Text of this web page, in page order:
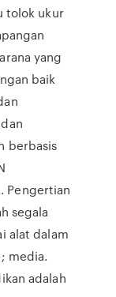
tolok ukur
yang
baik
berbasis
Pengertian
segala
alat dalam
media.
adalah